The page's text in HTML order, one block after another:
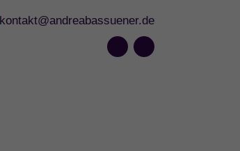
kontakt@andreabassuener.de